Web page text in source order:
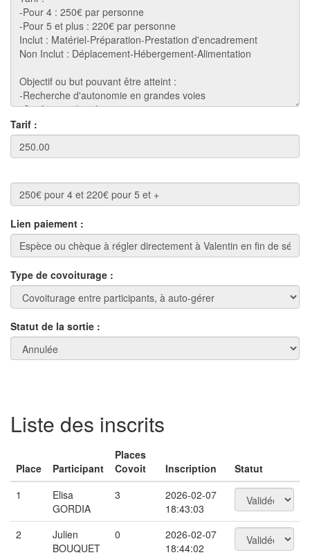
Tarif :
Lien paiement :
Type de covoiturage :
Statut de la sortie :
Liste des inscrits
Place Participant
Places
Covoit
Inscription
Statut
1
Elisa
GORDIA
3
2026-02-07
18:43:03
2
Julien
BOUQUET
0
2026-02-07
18:44:02